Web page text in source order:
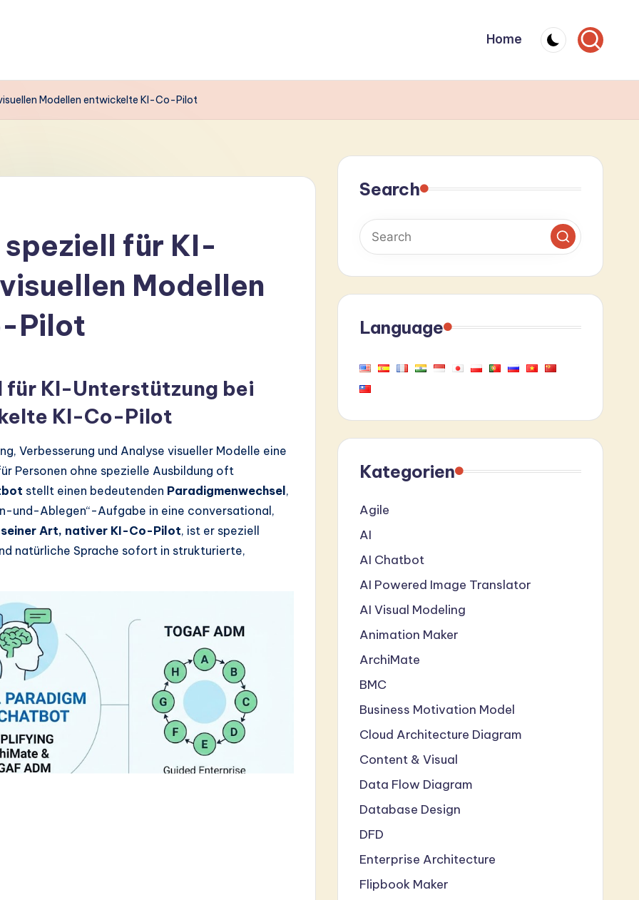
Home
Modellen entwickelte KI-Co-Pilot
für KI-
Modellen
Pilot
KI-Unterstützung bei
KI-Co-Pilot
Verbesserung und Analyse visueller Modelle eine
Personen ohne spezielle Ausbildung oft
stellt einen bedeutenden Paradigmenwechsel,
und-Ablegen“-Aufgabe in eine conversational,
Art, nativer KI-Co-Pilot, ist er speziell
natürliche Sprache sofort in strukturierte,
Search
Language
Kategorien
Agile
AI
AI Chatbot
AI Powered Image Translator
AI Visual Modeling
Animation Maker
ArchiMate
BMC
Business Motivation Model
Cloud Architecture Diagram
Content & Visual
Data Flow Diagram
Database Design
DFD
Enterprise Architecture
Flipbook Maker